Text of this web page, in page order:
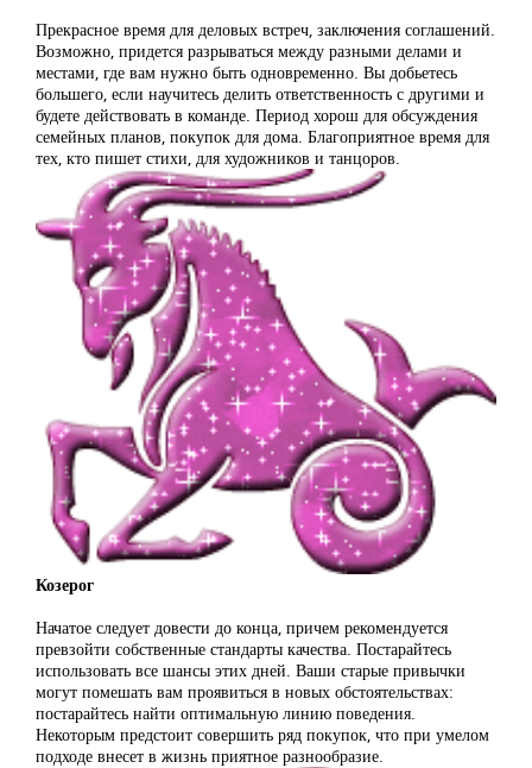
Прекрасное время для деловых встреч, заключения соглашений.
Возможно, придется разрываться между разными делами и
местами, где вам нужно быть одновременно. Вы добьетесь
большего, если научитесь делить ответственность с другими и
будете действовать в команде. Период хорош для обсуждения
семейных планов, покупок для дома. Благоприятное время для
тех, кто пишет стихи, для художников и танцоров.
Козерог
Начатое следует довести до конца, причем рекомендуется
превзойти собственные стандарты качества. Постарайтесь
использовать все шансы этих дней. Ваши старые привычки
могут помешать вам проявиться в новых обстоятельствах:
постарайтесь найти оптимальную линию поведения.
Некоторым предстоит совершить ряд покупок, что при умелом
подходе внесет в жизнь приятное разнообразие.